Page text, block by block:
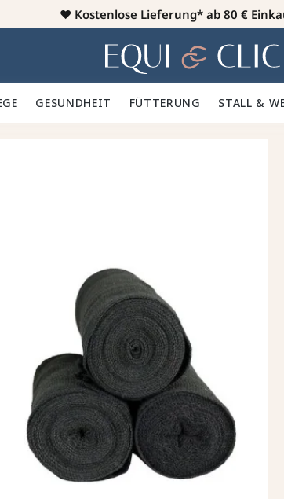
♥️ Kostenlose Lieferung* ab 80 €
Heim
🪮 GESUNDHEIT ✨ FÜTTERUNG 🥕 STALL &